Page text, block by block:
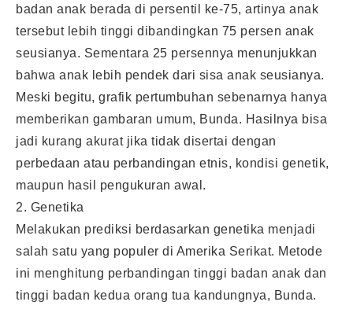
badan anak berada di persentil ke-75, artinya anak
tersebut lebih tinggi dibandingkan 75 persen anak
seusianya. Sementara 25 persennya menunjukkan
bahwa anak lebih pendek dari sisa anak seusianya.
Meski begitu, grafik pertumbuhan sebenarnya hanya
memberikan gambaran umum, Bunda. Hasilnya bisa
jadi kurang akurat jika tidak disertai dengan
perbedaan atau perbandingan etnis, kondisi genetik,
maupun hasil pengukuran awal.
2. Genetika
Melakukan prediksi berdasarkan genetika menjadi
salah satu yang populer di Amerika Serikat. Metode
ini menghitung perbandingan tinggi badan anak dan
tinggi badan kedua orang tua kandungnya, Bunda.